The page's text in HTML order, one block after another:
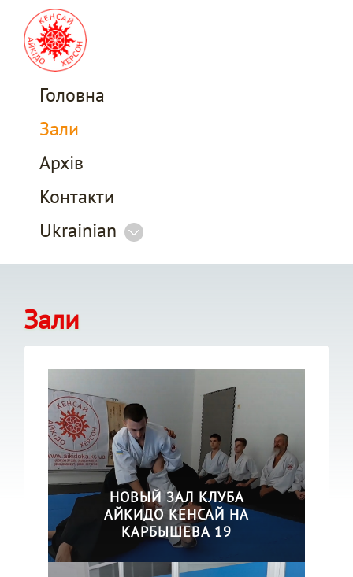
Головна
Зали
Архів
Контакти
Ukrainian
Зали
НОВЫЙ ЗАЛ КЛУБА
АЙКИДО KЕНСАЙ НА
КАРБЫШЕВА 19